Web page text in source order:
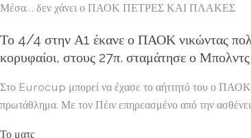
Μέσα… δεν χάνει ο ΠΑΟΚ ΠΕΤΡΕΣ ΚΑΙ ΠΛΑΚΕΣ
Το 4/4 στην Α1 έκανε ο ΠΑΟΚ νικώντας
κορυφαίοι, στους 27π. σταμάτησε ο Μπολντς
Στο Eurocup μπορεί να έχασε το αήττητό του ο ΠΑΟΚ,
πρωτάθλημα. Με τον Πέιν επηρεασμένο από την
Το ματς